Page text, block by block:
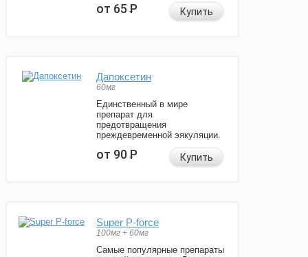
от 65Р Купить
Дапоксетин
60мг
Единственный в мире
препарат для
предотвращения
преждевременной эякуляции.
от 90Р Купить
Super P-force
100мг + 60мг
Самые популярные препараты